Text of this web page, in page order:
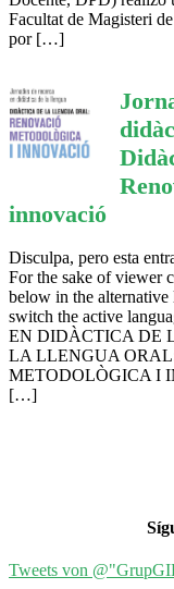
Facultat de Magisteri
por […]
innovació
Disculpa, pero esta
For the sake of viewer
below in the
switch the active
EN DIDÀCTICA DE
LA LLENGUA
METODOLÒGICA I
[…]
Tweets von